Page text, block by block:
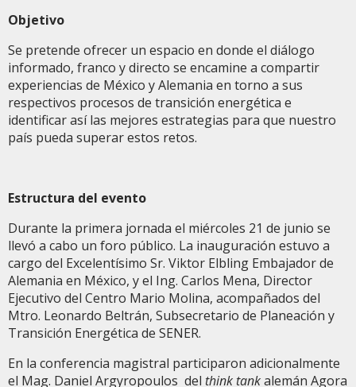
Objetivo
Se pretende ofrecer un espacio en donde el diálogo
informado, franco y directo se encamine a compartir
experiencias de México y Alemania en torno a sus
respectivos procesos de transición energética e
identificar así las mejores estrategias para que nuestro
país pueda superar estos retos.
Estructura del evento
Durante la primera jornada el miércoles 21 de junio se
llevó a cabo un foro público. La inauguración estuvo a
cargo del Excelentísimo Sr. Viktor Elbling Embajador de
Alemania en México, y el Ing. Carlos Mena, Director
Ejecutivo del Centro Mario Molina, acompañados del
Mtro. Leonardo Beltrán, Subsecretario de Planeación y
Transición Energética de SENER.
En la conferencia magistral participaron adicionalmente
el Mag. Daniel Argyropoulos del think tankalemán Agora